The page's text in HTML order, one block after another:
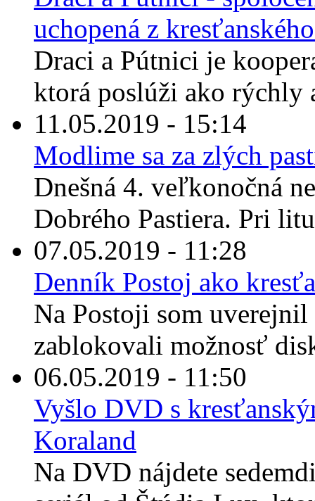
uchopená z
Draci a Pútnici je
ktorá poslúži ako rýchly
11.05.2019 - 15:14
Modlime sa za zlých
Dnešná 4. veľkonočná
Dobrého Pastiera. Pri
07.05.2019 - 11:28
Denník Postoj ako
Na Postoji som
zablokovali možnosť
06.05.2019 - 11:50
Vyšlo DVD s
Koraland
Na DVD nájdete